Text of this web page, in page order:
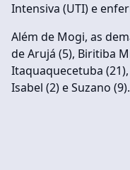
Intensiva (UTI) e
Além de Mogi, as
de Arujá (5), Biritiba
Itaquaquecetuba (21),
Isabel (2) e Suzano (9).